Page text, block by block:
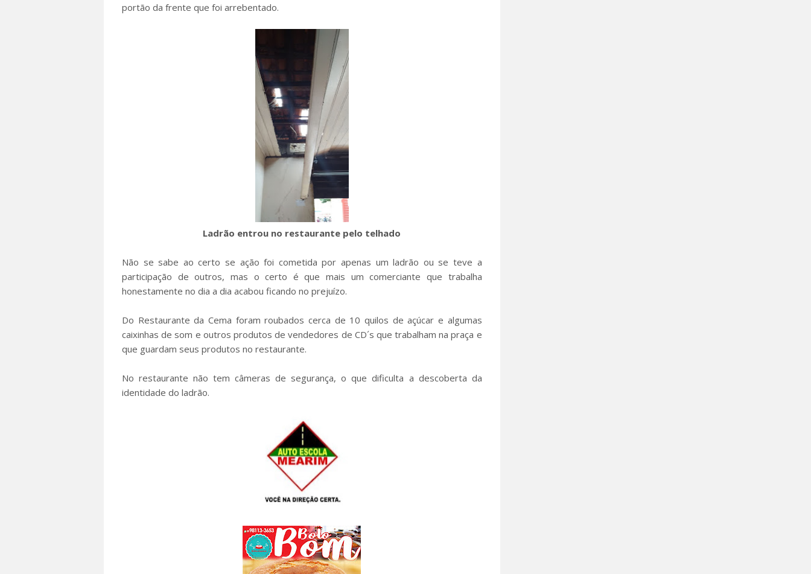
portão da frente que foi arrebentado.
Ladrão entrou no restaurante pelo telhado
Não se sabe ao certo se ação foi cometida por apenas um ladrão ou se teve a
participação de outros, mas o certo é que mais um comerciante que trabalha
honestamente no dia a dia acabou ficando no prejuízo.
Do Restaurante da Cema foram roubados cerca de 10 quilos de açúcar e algumas
caixinhas de som e outros produtos de vendedores de CD´s que trabalham na praça e
que guardam seus produtos no restaurante.
No restaurante não tem câmeras de segurança, o que dificulta a descoberta da
identidade do ladrão.